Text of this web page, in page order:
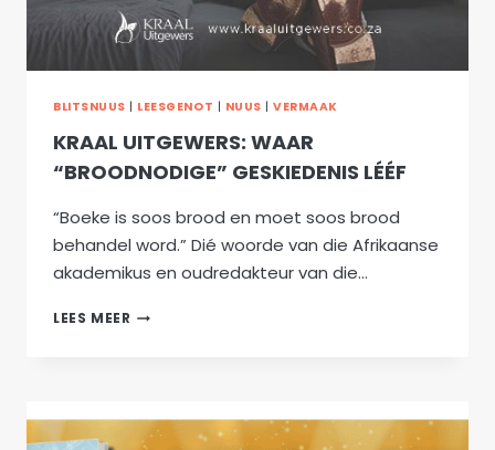
BLITSNUUS | LEESGENOT | NUUS |VERMAAK
KRAAL UITGEWERS: WAAR
“BROODNODIGE” GESKIEDENIS LÉÉF
“Boeke is soos brood en moet soos brood
behandel word.” Dié woorde van die Afrikaanse
akademikus en oudredakteur van die…
LEES MEER KRAAL
LÉÉF